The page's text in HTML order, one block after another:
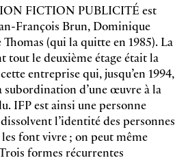
FICTION PUBLICITÉ est
François Brun, Dominique
(qui la quitte en 1985). La
tout le deuxième étage était la
entreprise qui, jusqu’en 1994,
subordination d’une œuvre à la
IFP est ainsi une personne
l’identité des personnes
font vivre ; on peut même
formes récurrentes